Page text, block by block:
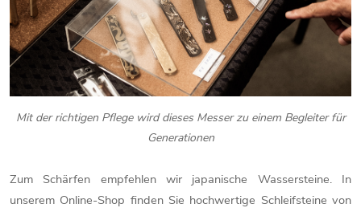
Mit der richtigen Pflege wird dieses Messer zu einem Begleiter für
Generationen
Zum Schärfen empfehlen wir japanische Wassersteine. In
unserem Online-Shop finden Sie hochwertige Schleifsteine von